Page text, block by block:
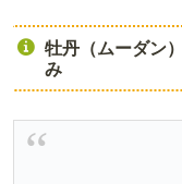
牡丹（ムーダン
み